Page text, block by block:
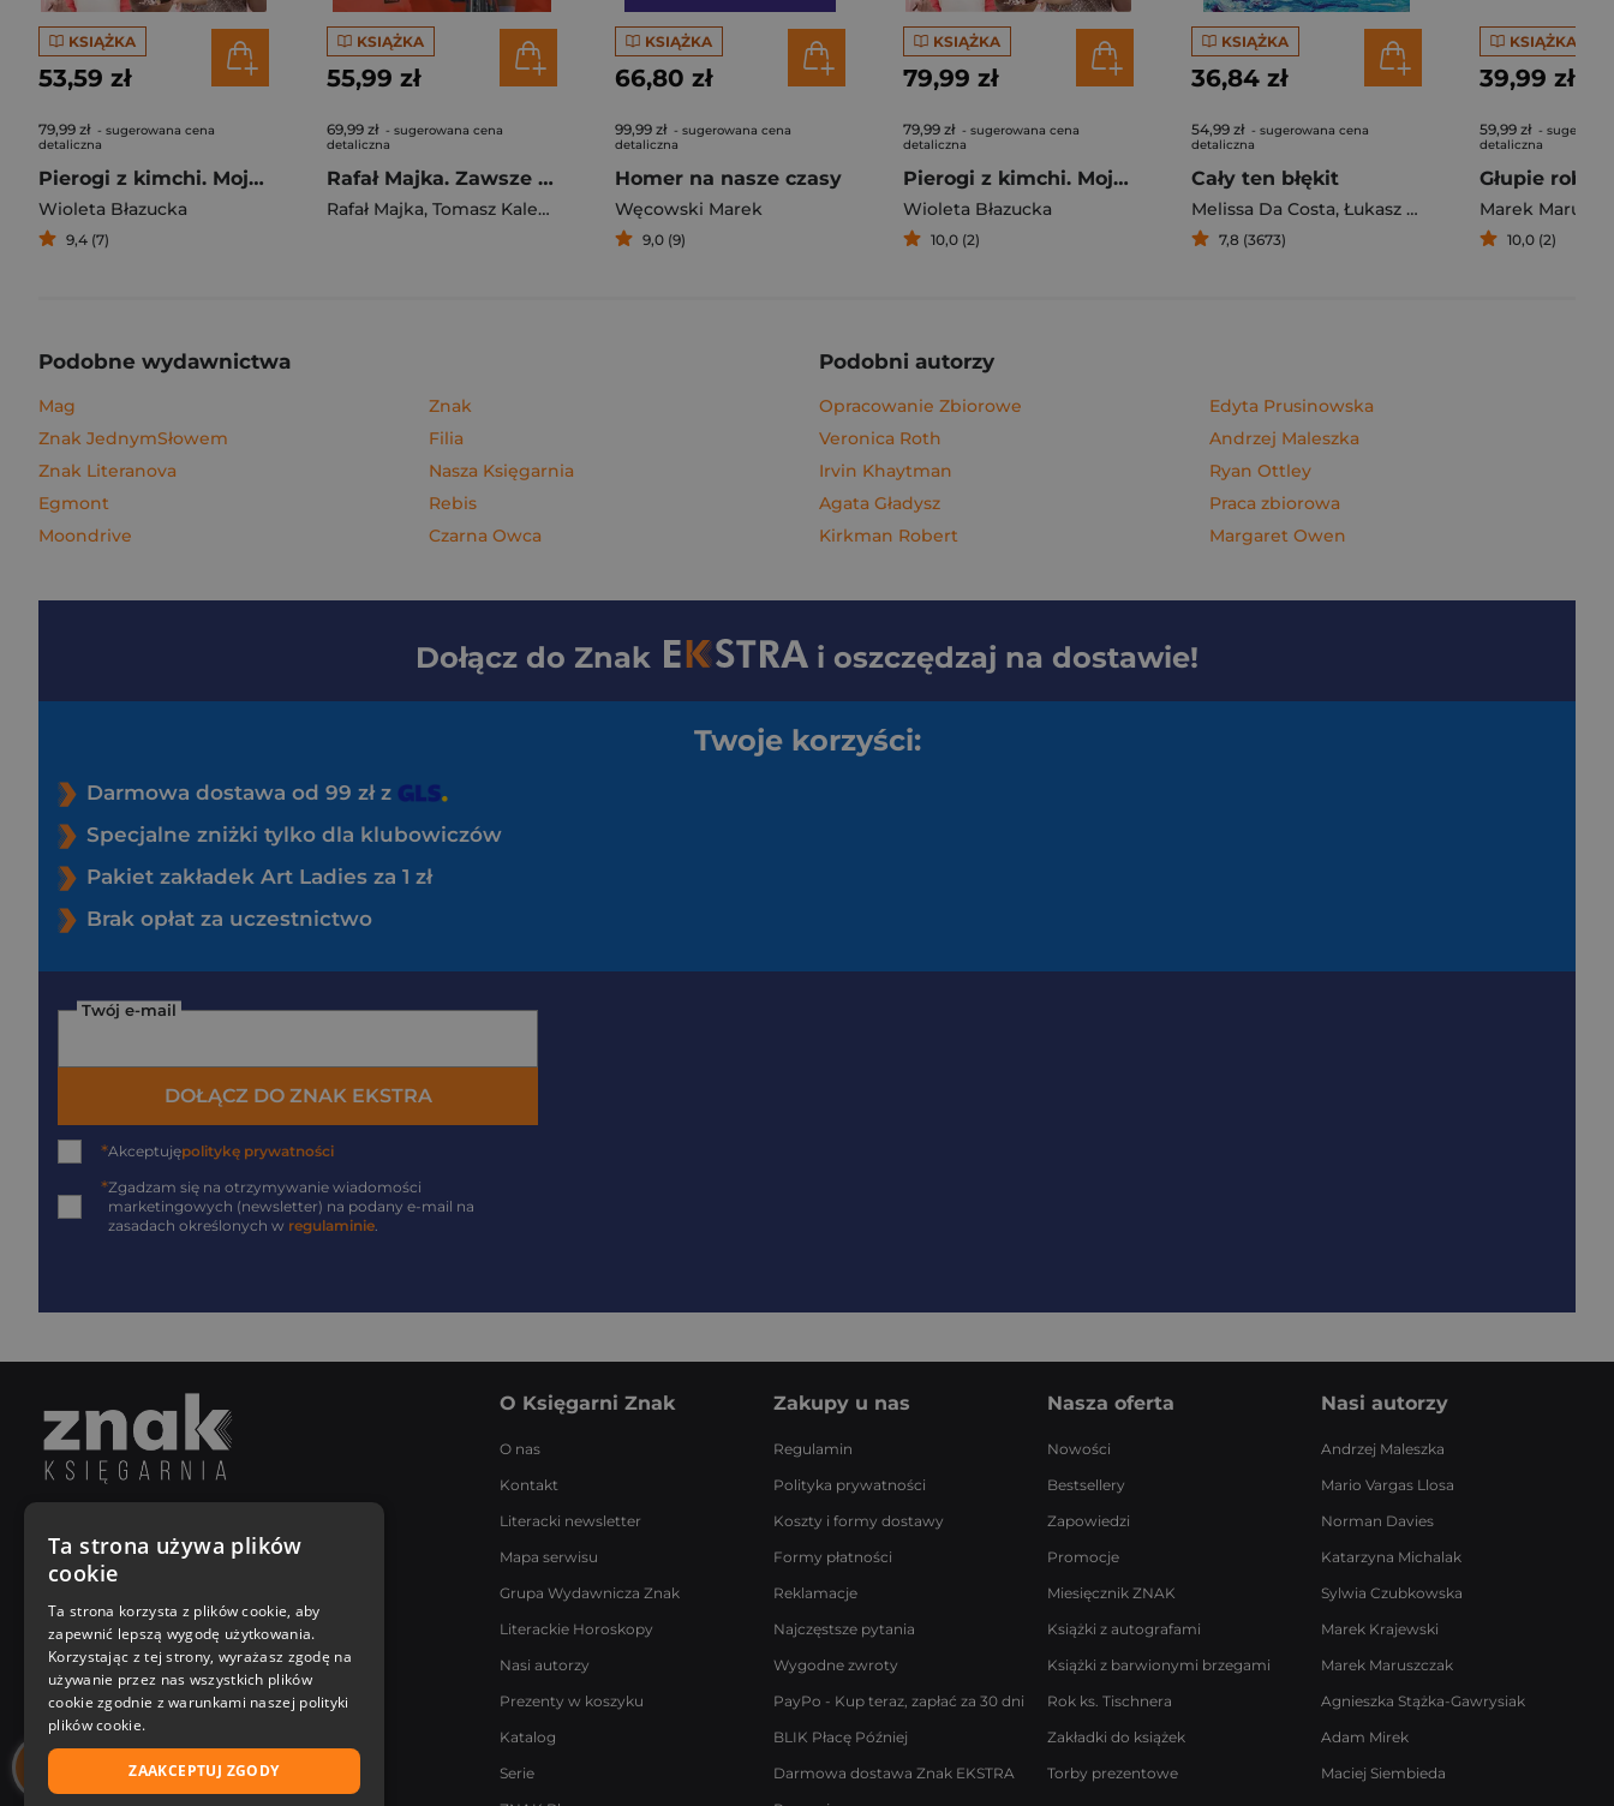
KSIĄŻKA
53,59 zł
79,99 zł - sugerowana cena
detaliczna
Pierogi z kimchi. Moje ulubione azjatyckie przepisy
Wioleta Błazucka
9,4 (7)
KSIĄŻKA
55,99 zł
69,99 zł - sugerowana cena
detaliczna
Rafał Majka. Zawsze z przodu. Rozmawia Tomasz Kalemba - książka z autografem
Rafał Majka, Tomasz Kalemba
KSIĄŻKA
66,80 zł
99,99 zł - sugerowana cena
detaliczna
Homer na nasze czasy
Węcowski Marek
9,0 (9)
KSIĄŻKA
79,99 zł
79,99 zł - sugerowana cena
detaliczna
Pierogi z kimchi. Moje ulubione azjatyckie przepisy - książka z autografem
Wioleta Błazucka
10,0 (2)
KSIĄŻKA
36,84 zł
54,99 zł - sugerowana cena
detaliczna
Cały ten błękit
Melissa Da Costa, Łukasz Müller
7,8 (3673)
KSIĄŻKA
39,99 zł
59,99 zł -
detaliczna
Marek
10,0 (2)
Podobne wydawnictwa
Mag
Znak JednymSłowem
Znak Literanova
Egmont
Moondrive
Znak
Filia
Nasza Księgarnia
Rebis
Czarna Owca
Podobni autorzy
Opracowanie Zbiorowe
Veronica Roth
Irvin Khaytman
Agata Gładysz
Kirkman Robert
Edyta Prusinowska
Andrzej Maleszka
Ryan Ottley
Praca zbiorowa
Margaret Owen
Dołącz do Znak i oszczędzaj na dostawie!
Twoje korzyści:
Darmowa dostawa od 99 zł z
Specjalne zniżki tylko dla klubowiczów
Pakiet zakładek Art Ladies za 1 zł
Brak opłat za uczestnictwo
Twój e-mail
DOŁĄCZ DO ZNAK EKSTRA
*Akceptujępolitykę prywatności
*Zgadzam się na otrzymywanie wiadomości
marketingowych (newsletter) na podany e-mail na
zasadach określonych w regulaminie.
Poniedziałek - Piątek
8:00 - 18:00
[email protected]
Bądź z nami na bieżąco
O Księgarni Znak
O nas
Kontakt
Literacki newsletter
Mapa serwisu
Grupa Wydawnicza Znak
Literackie Horoskopy
Nasi autorzy
Prezenty w koszyku
Katalog
Serie
Zakupy u nas
Regulamin
Polityka prywatności
Koszty i formy dostawy
Formy płatności
Reklamacje
Najczęstsze pytania
Wygodne zwroty
PayPo - Kup teraz, zapłać za 30 dni
BLIK Płacę Później
Darmowa dostawa Znak EKSTRA
Nasza oferta
Nowości
Bestsellery
Zapowiedzi
Promocje
Miesięcznik ZNAK
Książki z autografami
Książki z barwionymi brzegami
Rok ks. Tischnera
Zakładki do książek
Torby prezentowe
Nasi autorzy
Andrzej Maleszka
Mario Vargas Llosa
Norman Davies
Katarzyna Michalak
Sylwia Czubkowska
Marek Krajewski
Marek Maruszczak
Agnieszka Stążka-Gawrysiak
Adam Mirek
Maciej Siembieda
Ta strona używa plików
cookie
Ta strona korzysta z plików cookie, aby
zapewnić lepszą wygodę użytkowania.
Korzystając z tej strony, wyrażasz zgodę na
używanie przez nas wszystkich plików
cookie zgodnie z warunkami naszej polityki
plików cookie.
ZAAKCEPTUJ ZGODY